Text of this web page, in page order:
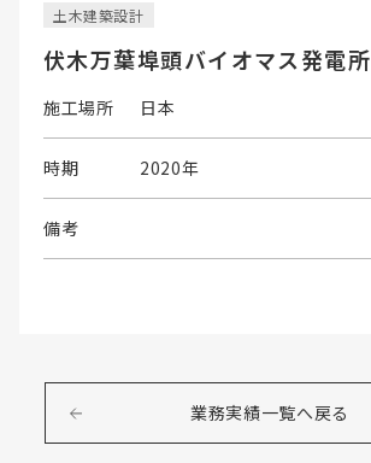
土木建築設計
伏木万葉埠頭バイオマス発電所
施工場所 日本
時期 2020年
備考
業務実績一覧へ戻る